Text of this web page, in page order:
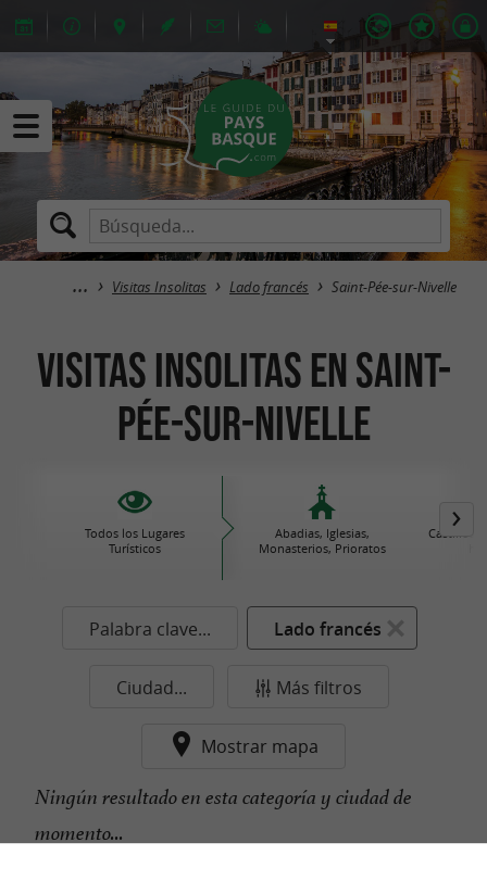
Visitas Insolitas Lado francés Saint-Pée-sur-Nivelle
Visitas Insolitas en Saint-
Pée-sur-Nivelle
Todos los Lugares
Turísticos
Abadias, Iglesias,
Monasterios, Prioratos
Castillos
Palabra clave... Lado francés
Ciudad... Más filtros
Mostrar mapa
Ningún resultado en esta categoría y ciudad de
momento...